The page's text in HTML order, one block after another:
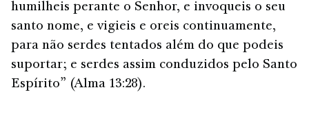
humilheis perante o Senhor, e invoqueis o seu
santo nome, e vigieis e oreis continuamente,
para não serdes tentados além do que podeis
suportar; e serdes assim conduzidos pelo Santo
Espírito” (Alma 13:28).